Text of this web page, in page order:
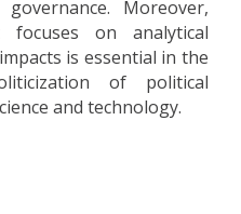
Moreover,
focuses on analytical
is essential in the
of political
and technology.